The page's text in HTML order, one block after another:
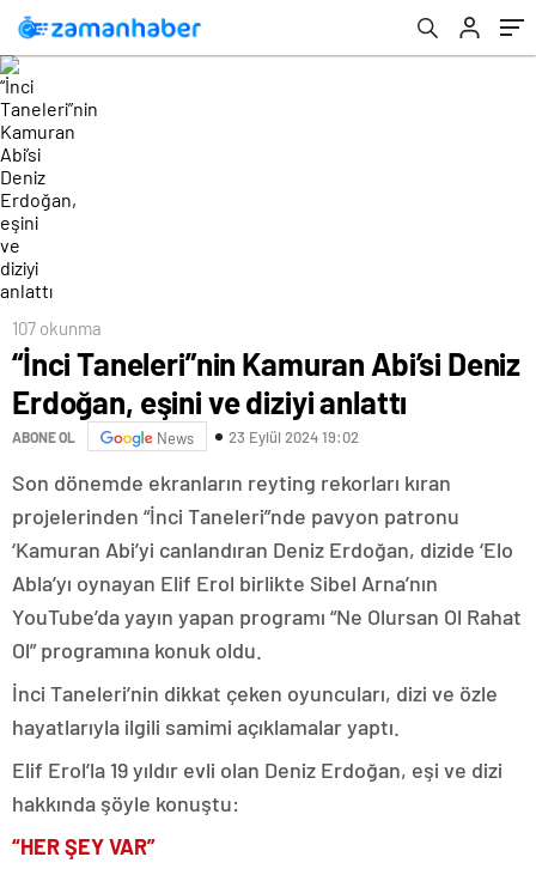
107 okunma
“İnci Taneleri”nin Kamuran Abi’si Deniz
Erdoğan, eşini ve diziyi anlattı
ABONE OL News 23 Eylül 2024 19:02
Son dönemde ekranların reyting rekorları kıran
projelerinden “İnci Taneleri”nde pavyon patronu
‘Kamuran Abi’yi canlandıran Deniz Erdoğan, dizide ‘Elo
Abla’yı oynayan Elif Erol birlikte Sibel Arna’nın
YouTube’da yayın yapan programı “Ne Olursan Ol Rahat
Ol” programına konuk oldu.
İnci Taneleri’nin dikkat çeken oyuncuları, dizi ve özle
hayatlarıyla ilgili samimi açıklamalar yaptı.
Elif Erol’la 19 yıldır evli olan Deniz Erdoğan, eşi ve dizi
hakkında şöyle konuştu:
“HER ŞEY VAR”